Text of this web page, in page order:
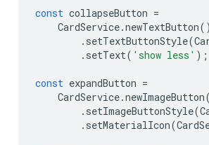
const collapseButton =
CardService.newTextButton()
. setTextButtonStyle(
. setText( 'show less' );
const expandButton =
CardService.newImageButton
. setImageButtonStyle(
. setMaterialIcon(